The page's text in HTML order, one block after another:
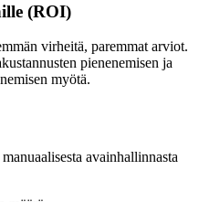
(ROI)
virheitä, paremmat arviot.
pienenemisen ja
myötä.
avainhallinnasta